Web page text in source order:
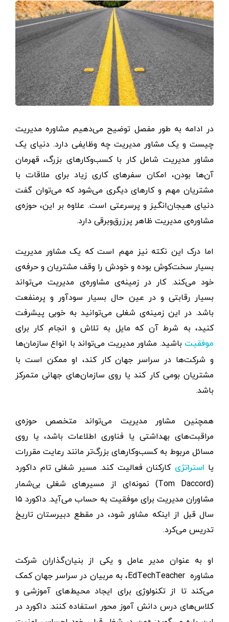
در ادامه به طور مفصل توضیح می‌دهیم مشاوره مدیریت
چیست و یک مشاور مديريت چه وظایفی دارد. دنیای یک
مشاور مدیریت شامل کار با کسب‌وکارهای بزرگ، قهرمان
آن‌ها بودن، امکان سفرهای کاری زیاد برای ملاقات با
مشتریان مهم و کارهای دیگری می‌شود که می‌توان گفت
دنیای هیجان‌انگیز و پرسرعتی است. علاوه بر این، حوزه‌ی
مشاوره‌ی مدیریت ظاهر پرزرق‌وبرقی دارد.
اما درک این نکته نیز مهم است که یک مشاور مدیریت
بسیار سخت‌کوش بوده و خودش را وقف مشتریان و حرفه‌ی
خود می‌کند. کار در زمینه‌ی مشاوره‌ی مدیریت می‌تواند
بسیار رقابتی و در عین حال بسیار سودآور و پرمنفعت
باشد. در این زمینه‌ی شغلی می‌توانید به خوبی پیشرفت
کنید، به شرط آن که مایل به تلاش و انجام کار برای
موفقیت باشید. مشاور مدیریت می‌تواند با انواع سازمان‌ها
و شرکت‌ها در سراسر جهان کار کند، او ممکن است با
مشتریان بومی کار کند یا روی سازمان‌های جهانی متمرکز
باشد.
همچنین مشاور مدیریت می‌تواند متخصص حوزه‌ی
مراقبت‌های بهداشتی یا فناوری اطلاعات باشد، یا روی
مسائل مربوط به کسب‌وکارهای بزرگ‌تر مانند رعایت مقررات
یا استراتژی کارکنان فعالیت کند. مسیر شغلی تام داکورد
(Tom Daccord) نمونه‌ای از مسیرهای شغلی بی‌شمار
مشاوران مدیریت برای موفقیت به حساب می‌آید. داکورد ۱۵
سال قبل از اینکه مشاور شود، در مقطع دبیرستان تاریخ
تدریس می‌کرد.
او به عنوان مدیر عامل و یکی از بنیان‌گذاران شرکت
مشاوره EdTechTeacher، به مربیان در سراسر جهان کمک
می‌کند تا از تکنولوژی برای ایجاد محیط‌های آموزشی و
کلاس‌های درس دانش آموز محور استفاده کنند. داکورد در